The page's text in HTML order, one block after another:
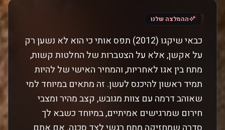
" ההמלצה שלנו
כבאי שיקגו (2012) תפס אותי כי הוא לא נשען רק
על אקשן, אלא על הצטברות של החלטות קשות,
מתח בין אגו לאחריות, והמחיר האישי של להיות
תמיד ראשון להיכנס לעשן. זה מתאים במיוחד למי
שאוהב דרמה עם צוות מגובש, קצב מהיר ומצבי
חירום שמרגישים אמיתיים, במיוחד כשבא לך